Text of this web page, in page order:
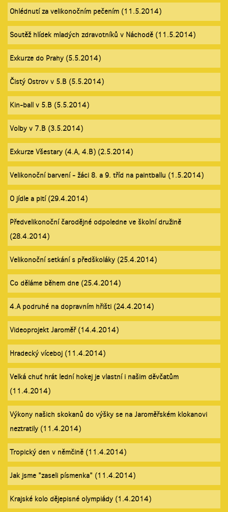
Ohlédnutí za velikonočním pečením (11.5.2014)
Soutěž hlídek mladých zdravotníků v Náchodě (11.5.2014)
Exkurze do Prahy (5.5.2014)
Čistý Ostrov v 5.B (5.5.2014)
Kin-ball v 5.B (5.5.2014)
Volby v 7.B (3.5.2014)
Exkurze Všestary (4.A, 4.B) (2.5.2014)
Velikonoční barvení - žáci 8. a 9. tříd na paintballu (1.5.2014)
O jídle a pití (29.4.2014)
Předvelikonoční čarodějné odpoledne ve školní družině
(28.4.2014)
Velikonoční setkání s předškoláky (25.4.2014)
Co děláme během dne (25.4.2014)
4.A podruhé na dopravním hřišti (24.4.2014)
Videoprojekt Jaroměř (14.4.2014)
Hradecký víceboj (11.4.2014)
Velká chuť hrát lední hokej je vlastní i našim děvčatům
(11.4.2014)
Výkony našich skokanů do výšky se na Jaroměřském klokanovi
neztratily (11.4.2014)
Tropický den v němčině (11.4.2014)
Jak jsme "zaseli písmenka" (11.4.2014)
Krajské kolo dějepisné olympiády (1.4.2014)